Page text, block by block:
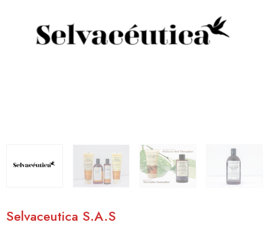
Selvaceutica S.A.S